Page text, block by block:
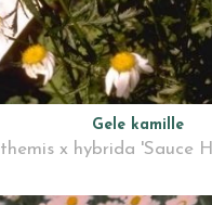
Gele kamille
x hybrida 'Sauce